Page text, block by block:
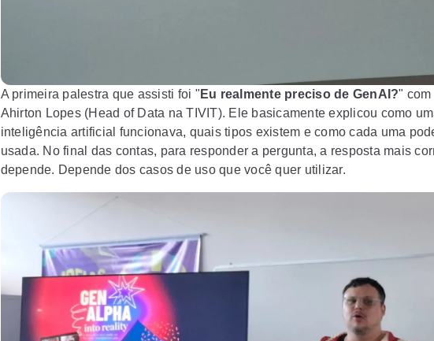
A primeira palestra que assisti foi " Eu realmente preciso de GenAI?" com
Ahirton Lopes (Head of Data na TIVIT). Ele basicamente explicou como
inteligência artificial funcionava, quais tipos existem e como cada uma
usada. No final das contas, para responder a pergunta, a resposta mais
depende. Depende dos casos de uso que você quer utilizar.